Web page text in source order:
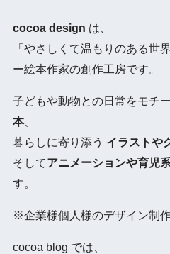
cocoa design は、
「やさしくて温もりのある世
ー絵本作家の創作工房です。
子どもや動物との日常をモチ
本、
暮らしに寄り添う イラストや
そしてアニメーションや育児
す。
※企業様個人様のデザイン制
cocoa blog では、